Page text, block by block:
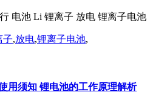
电池 Li 锂离子 放电 锂离子电池
子,放电,锂离子电池,
用须知 锂电池的工作原理解析